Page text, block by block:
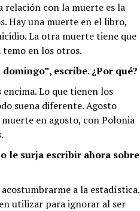
relación con la muerte es la
Hay una muerte en el libro,
La otra muerte tiene que
temo en los otros.
escribe. ¿Por qué?
encima. Lo que tienen los
suena diferente. Agosto
en agosto, con Polonia
le surja escribir ahora sobre
a la estadística.
utilizar para ignorar al ser